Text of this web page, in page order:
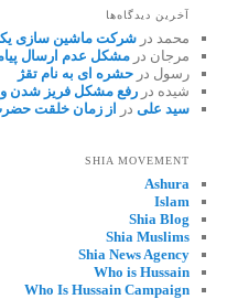
آخرین دیدگاه‌ها
محمد درشرکت ماشین سازی
مرجان درمشکل عدم ارسال
رسول درحشره ای به نام تقژ
شیده دررفع مشکل فریز شدن
سید علی در از زمان خلقت
SHIA MOVEMENT
Ashura
Islam
Shia Blog
Shia Muslims
Shia News Agency
Who is Hussain
Who Is Hussain Campaign